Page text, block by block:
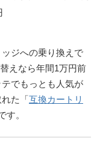
ジへの乗り換えで
替えなら年間1万円前
でもっとも人気が
た「互換カートリ
す。